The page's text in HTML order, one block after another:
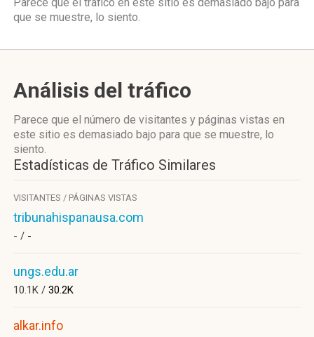
que se muestre, lo siento.
Análisis del tráfico
Parece que el número de visitantes y páginas vistas en
este sitio es demasiado bajo para que se muestre, lo
siento.
Estadísticas de Tráfico Similares
VISITANTES / PÁGINAS VISTAS
tribunahispanausa.com
- / -
ungs.edu.ar
10.1K / 30.2K
alkar.info